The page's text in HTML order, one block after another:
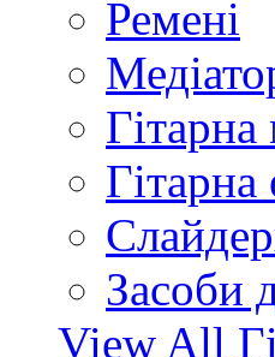
Ремені
Гітарна
Гітарна
Засоби
View All